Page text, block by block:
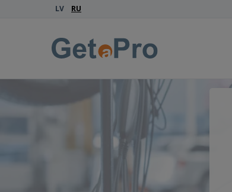
LV RU